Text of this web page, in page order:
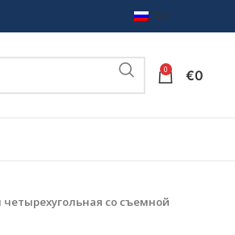
RU
0 €0
со съемной